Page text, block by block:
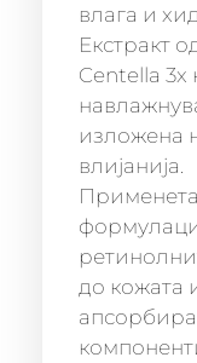
влага и
Екстракт
Centella 3x
изложена
влијанија.
Применета
до кожата